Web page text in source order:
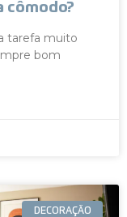
cômodo?
tarefa muito
bom
DECORAÇÃO